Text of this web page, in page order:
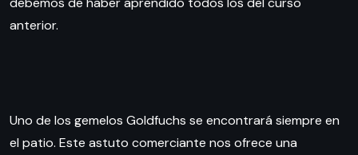
anterior.
Uno de los gemelos Goldfuchs se encontrará siempre en
el patio. Este astuto comerciante nos ofrece una